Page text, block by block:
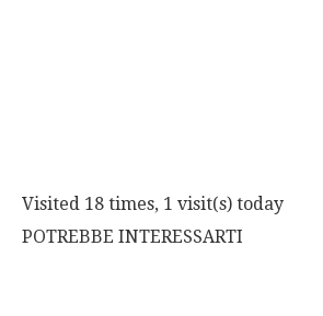
Visited 18 times, 1 visit(s) today
POTREBBE INTERESSARTI